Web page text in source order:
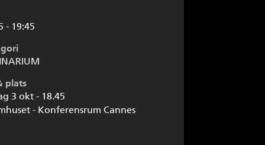
- 19:45
plats
3 okt - 18.45
- Konferensrum Cannes